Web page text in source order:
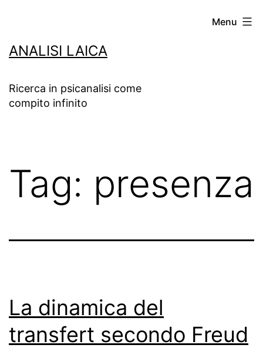
contenuto
ANALISI LAICA
Ricerca in psicanalisi come
compito infinito
Menu
Tag: presenza
La dinamica del
transfert secondo Freud